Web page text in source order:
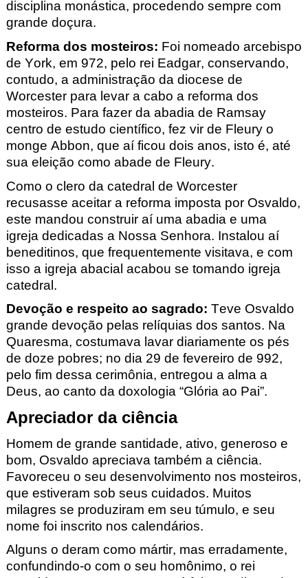
disciplina monástica, procedendo sempre com
grande doçura.
Reforma dos mosteiros: Foi nomeado arcebispo
de York, em 972, pelo rei Eadgar, conservando,
contudo, a administração da diocese de
Worcester para levar a cabo a reforma dos
mosteiros. Para fazer da abadia de Ramsay
centro de estudo científico, fez vir de Fleury o
monge Abbon, que aí ficou dois anos, isto é, até
sua eleição como abade de Fleury.
Como o clero da catedral de Worcester
recusasse aceitar a reforma imposta por Osvaldo,
este mandou construir aí uma abadia e uma
igreja dedicadas a Nossa Senhora. Instalou aí
beneditinos, que frequentemente visitava, e com
isso a igreja abacial acabou se tomando igreja
catedral.
Devoção e respeito ao sagrado: Teve Osvaldo
grande devoção pelas relíquias dos santos. Na
Quaresma, costumava lavar diariamente os pés
de doze pobres; no dia 29 de fevereiro de 992,
pelo fim dessa cerimônia, entregou a alma a
Deus, ao canto da doxologia “Glória ao Pai”.
Apreciador da ciência
Homem de grande santidade, ativo, generoso e
bom, Osvaldo apreciava também a ciência.
Favoreceu o seu desenvolvimento nos mosteiros,
que estiveram sob seus cuidados. Muitos
milagres se produziram em seu túmulo, e seu
nome foi inscrito nos calendários.
Alguns o deram como mártir, mas erradamente,
confundindo-o com o seu homônimo, o rei